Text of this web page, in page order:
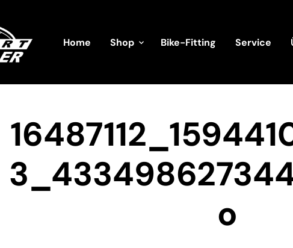
Home Shop Bike-Fitting Service
o